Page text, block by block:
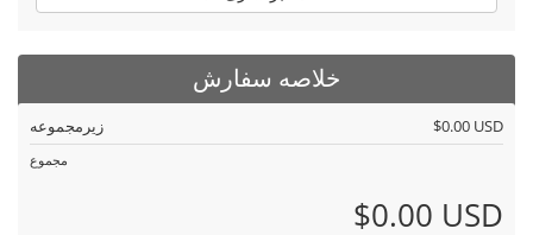
خلاصه سفارش
زیرمجموعه $0.00 USD
مجموع
$0.00 USD